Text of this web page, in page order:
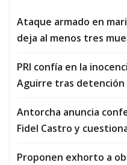
Ataque armado en
deja al menos tres
PRI confía en la
Aguirre tras detención
Antorcha anuncia
Fidel Castro y
Proponen exhorto a